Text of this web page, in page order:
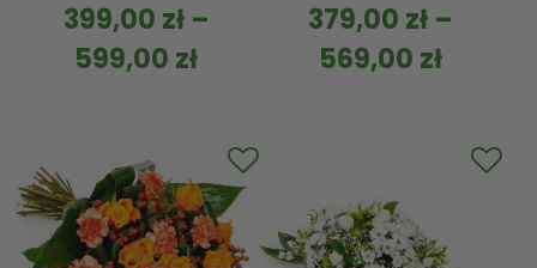
399,00 zł–
599,00 zł
379,00 zł–
569,00 zł